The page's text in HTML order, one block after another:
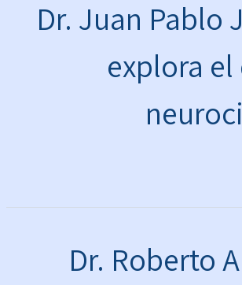
Dr. Juan
explora
Dr. Roberto